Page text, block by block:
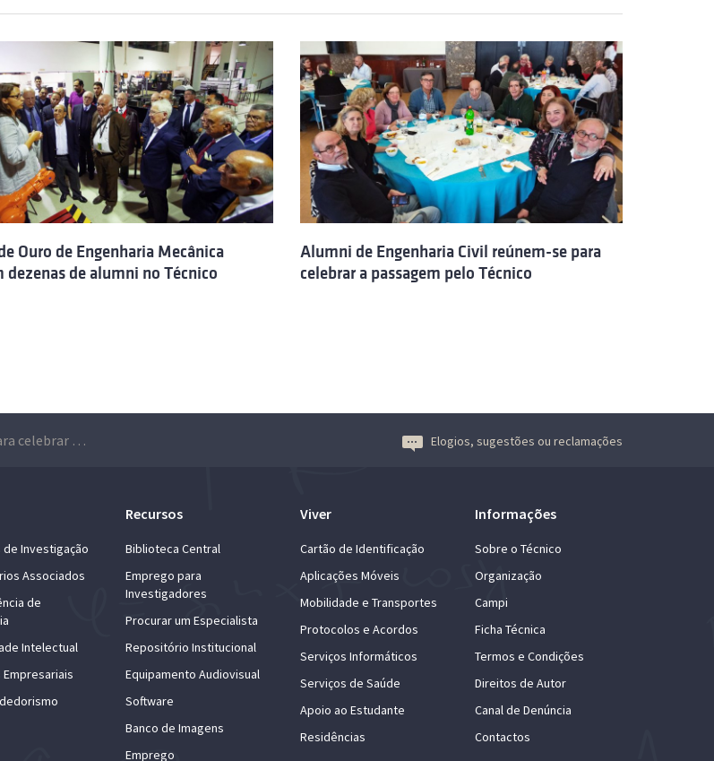
Ouro de Engenharia Mecânica
dezenas de alumni no Técnico
Alumni de Engenharia Civil reúnem-se para
celebrar a passagem pelo Técnico
Alumni reúnem-se para celebrar os 113 anos do Técnico Elogios, sugestões ou reclamações
de Investigação
Associados
de
Intelectual
Empresariais
Recursos
Biblioteca Central
Emprego para
Investigadores
Procurar um Especialista
Repositório Institucional
Equipamento Audiovisual
Software
Banco de Imagens
Emprego
Viver
Cartão de Identificação
Aplicações Móveis
Mobilidade e Transportes
Protocolos e Acordos
Serviços Informáticos
Serviços de Saúde
Apoio ao Estudante
Residências
Informações
Sobre o Técnico
Organização
Campi
Ficha Técnica
Termos e Condições
Direitos de Autor
Canal de Denúncia
Contactos